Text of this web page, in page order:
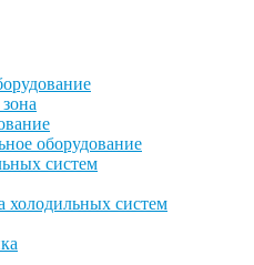
оборудование
систем
холодильных систем